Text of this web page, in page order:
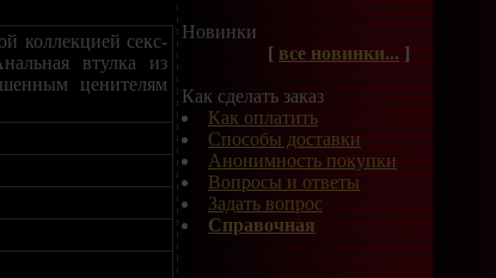
коллекцией секс-
втулка из
ценителям
Новинки
[ все новинки... ]
Как сделать заказ
Как оплатить
Способы доставки
Анонимность покупки
Вопросы и ответы
Задать вопрос
Справочная